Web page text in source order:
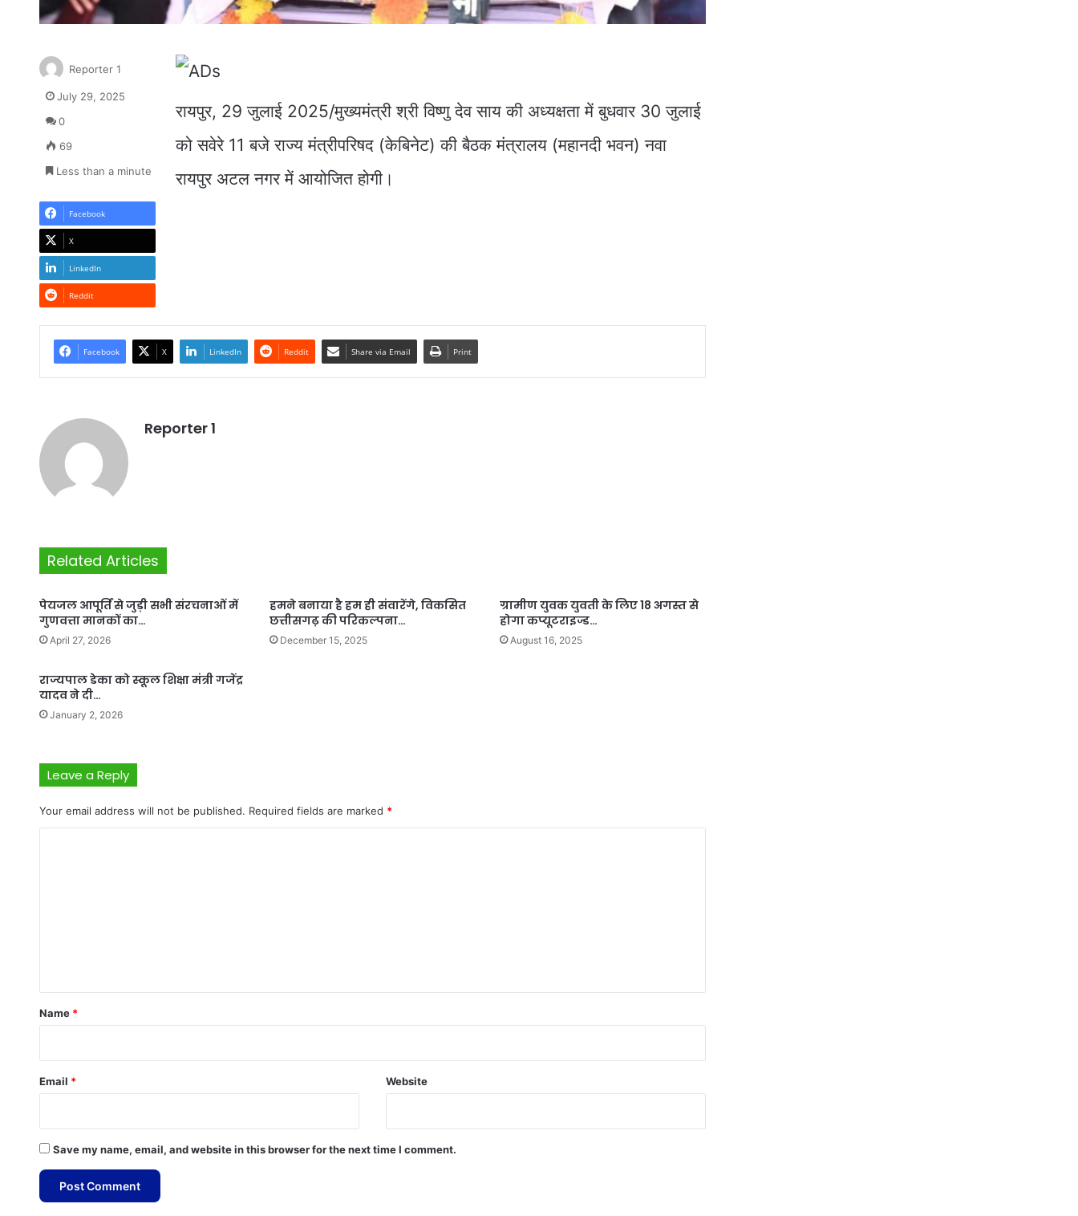
रायपुर, 29 जुलाई 2025/मुख्यमंत्री श्री विष्णु देव साय की अध्यक्षता में बुधवार 30 जुलाई
को सवेरे 11 बजे राज्य मंत्रीपरिषद (केबिनेट) की बैठक मंत्रालय (महानदी भवन) नवा
रायपुर अटल नगर में आयोजित होगी।
Reporter 1
July 29, 2025
0
69
Less than a minute
Facebook
X
LinkedIn
Reddit
Facebook X LinkedIn Reddit Share via Email Print
Reporter 1
Related Articles
पेयजल आपूर्ति से जुड़ी सभी संरचनाओं में
गुणवत्ता मानकों का…
April 27, 2026
हमने बनाया है हम ही संवारेंगे, विकसित
छत्तीसगढ़ की परिकल्पना…
December 15, 2025
ग्रामीण युवक युवती के लिए 18 अगस्त से
होगा कप्यूटराइज्ड…
August 16, 2025
राज्यपाल डेका को स्कूल शिक्षा मंत्री गजेंद्र
यादव ने दी…
January 2, 2026
Leave a Reply
Your email address will not be published. Required fields are marked *
*
Name *
Email * Website
Save my name, email, and website in this browser for the next time I comment.